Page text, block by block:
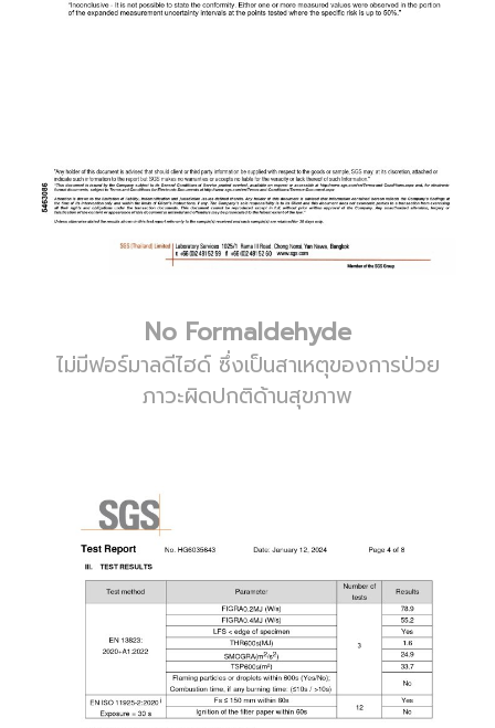
No Formaldehyde
ไม่มีฟอร์มาลดีไฮด์ ซึ่งเป็นสาเหตุของการป่วย
ภาวะผิดปกติด้านสุขภาพ